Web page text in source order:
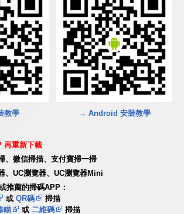
教學 → Android 安裝教學
再重新下載
、微信掃描、支付寶掃一掃
、UC瀏覽器、UC瀏覽器Mini
推薦的掃碼APP：
或QR碼
掃描
瞄 或二維碼
掃描